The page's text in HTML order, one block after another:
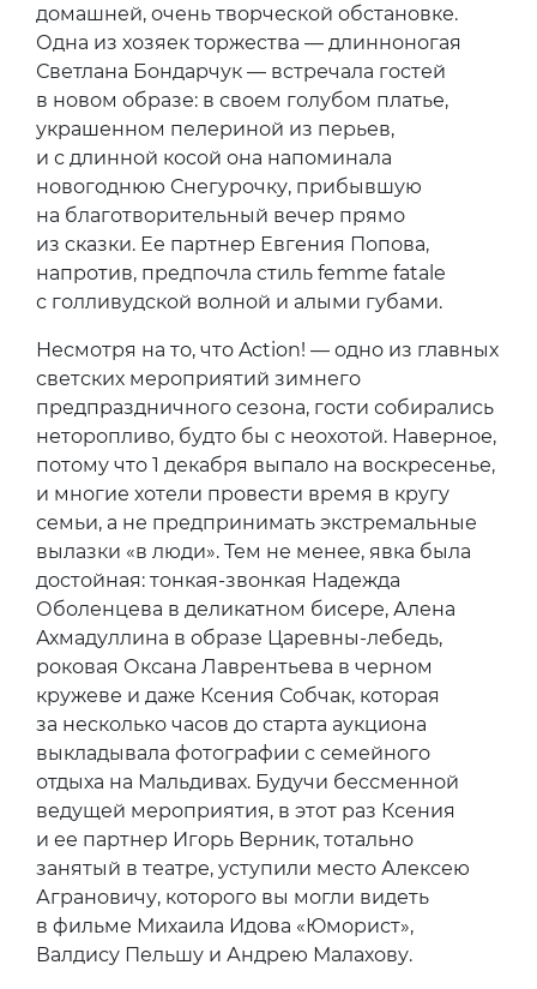
домашней, очень творческой обстановке.
Одна из хозяек торжества — длинноногая
Светлана Бондарчук — встречала гостей
в новом образе: в своем голубом платье,
украшенном пелериной из перьев,
и с длинной косой она напоминала
новогоднюю Снегурочку, прибывшую
на благотворительный вечер прямо
из сказки. Ее партнер Евгения Попова,
напротив, предпочла стиль femme fatale
с голливудской волной и алыми губами.
Несмотря на то, что Action! — одно из главных
светских мероприятий зимнего
предпраздничного сезона, гости собирались
неторопливо, будто бы с неохотой. Наверное,
потому что 1 декабря выпало на воскресенье,
и многие хотели провести время в кругу
семьи, а не предпринимать экстремальные
вылазки «в люди». Тем не менее, явка была
достойная: тонкая-звонкая Надежда
Оболенцева в деликатном бисере, Алена
Ахмадуллина в образе Царевны-лебедь,
роковая Оксана Лаврентьева в черном
кружеве и даже Ксения Собчак, которая
за несколько часов до старта аукциона
выкладывала фотографии с семейного
отдыха на Мальдивах. Будучи бессменной
ведущей мероприятия, в этот раз Ксения
и ее партнер Игорь Верник, тотально
занятый в театре, уступили место Алексею
Аграновичу, которого вы могли видеть
в фильме Михаила Идова «Юморист»,
Валдису Пельшу и Андрею Малахову.